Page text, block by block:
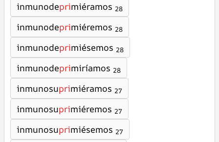
inmunodeprimiéramos 28
inmunodeprimiéremos 28
inmunodeprimiésemos 28
inmunodeprimiríamos 28
inmunosuprimiéramos 27
inmunosuprimiéremos 27
inmunosuprimiésemos 27